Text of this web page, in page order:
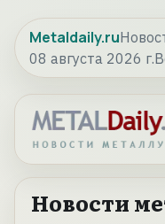
Metaldaily.ru
08 августа 2026 г.
Новости